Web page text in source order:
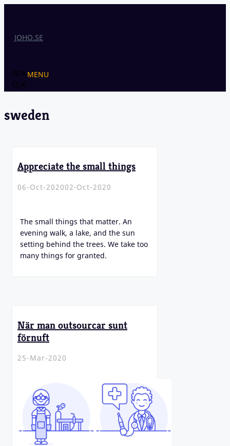
JOHO.SE
MENU
sweden
Appreciate the small things
06-Oct-202002-Oct-2020
The small things that matter. An
evening walk, a lake, and the sun
setting behind the trees. We take too
many things for granted.
När man outsourcar sunt
förnuft
25-Mar-2020